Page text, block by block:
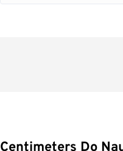
Centimeters Do